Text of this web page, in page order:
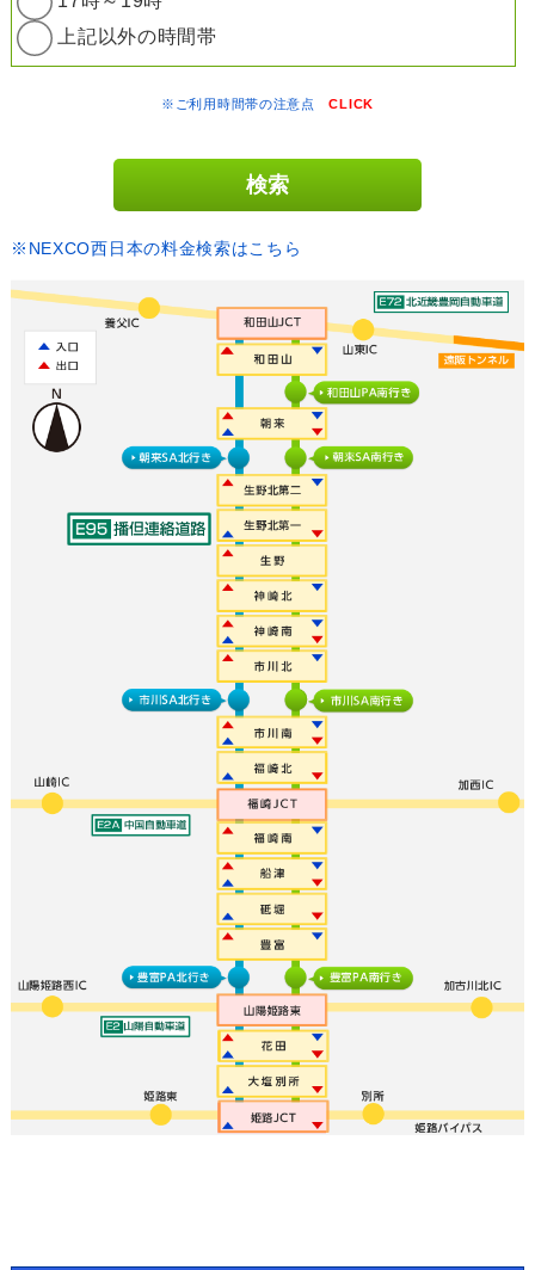
上記以外の時間帯
※ご利用時間帯の注意点CLICK
※NEXCO西日本の料金検索はこちら